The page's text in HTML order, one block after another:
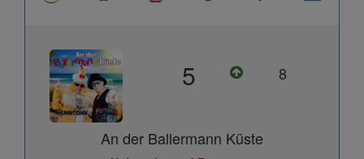
5 8
An der Ballermann Küste